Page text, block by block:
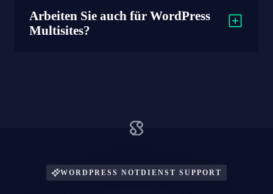
Arbeiten Sie auch für WordPress
Multisites?
WORDPRESS NOTDIENST SUPPORT